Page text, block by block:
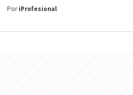
PoriProfesional